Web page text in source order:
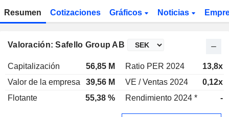
Resumen Cotizaciones Gráficos Noticias
Valoración: Safello Group AB
Capitalización 56,85 M Ratio PER 2024
13,8x
Valor de la empresa
39,56 M VE / Ventas 2024
0,12x
Flotante
55,38 % Rendimiento 2024 * -